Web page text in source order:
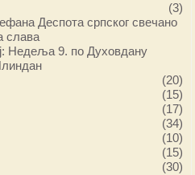
(3)
Деспота српског свечано
слава
Недеља 9. по Духовдану
(20)
(15)
(17)
(34)
(10)
(15)
(30)